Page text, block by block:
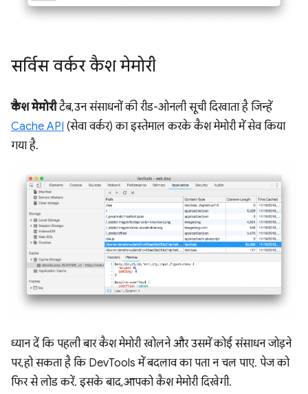
सर्विस वर्कर कैश मेमोरी
कैश मेमोरीटैब, उन संसाधनों की रीड-ओनली सूची दिखाता है जिन्हें
Cache API (सेवा वर्कर) का इस्तेमाल करके कैश मेमोरी में सेव किया
गया है.
ध्यान दें कि पहली बार कैश मेमोरी खोलने और उसमें कोई संसाधन जोड़ने
पर, हो सकता है कि DevTools में बदलाव का पता न चल पाए. पेज को
फिर से लोड करें. इसके बाद, आपको कैश मेमोरी दिखेगी.